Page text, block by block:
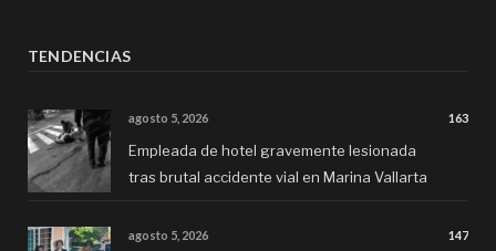
TENDENCIAS
agosto 5, 2026 163
Empleada de hotel gravemente lesionada
tras brutal accidente vial en Marina Vallarta
agosto 5, 2026 147